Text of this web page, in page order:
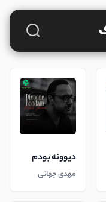
دیوونه بودم
مهدی جهانی